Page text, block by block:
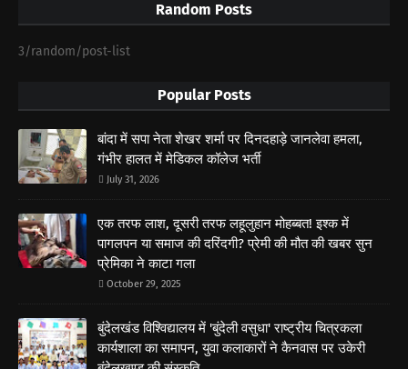
Random Posts
3/random/post-list
Popular Posts
बांदा में सपा नेता शेखर शर्मा पर दिनदहाड़े जानलेवा हमला,
गंभीर हालत में मेडिकल कॉलेज भर्ती
July 31, 2026
एक तरफ लाश, दूसरी तरफ लहूलुहान मोहब्बत! इश्क में
पागलपन या समाज की दरिंदगी? प्रेमी की मौत की खबर सुन
प्रेमिका ने काटा गला
October 29, 2025
बुंदेलखंड विश्विद्यालय में 'बुंदेली वसुधा' राष्ट्रीय चित्रकला
कार्यशाला का समापन, युवा कलाकारों ने कैनवास पर उकेरी